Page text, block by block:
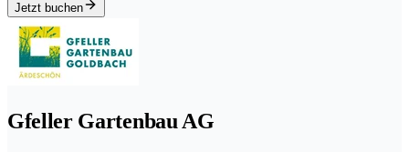
Jetzt buchen
Gfeller Gartenbau AG